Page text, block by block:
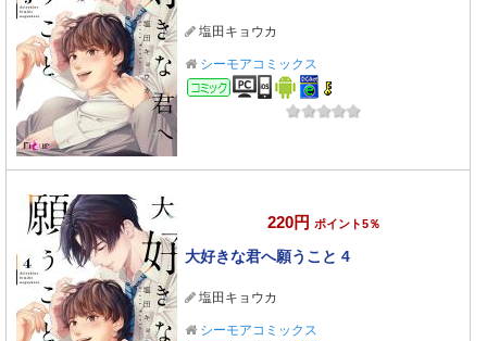
塩田キョウカ
シーモアコミックス
コミック
220円 ポイント5％
大好きな君へ願うこと 4
塩田キョウカ
シーモアコミックス